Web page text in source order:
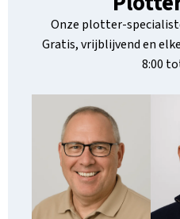
Onze plotter-
Gratis, vrijblijvend en
8:00